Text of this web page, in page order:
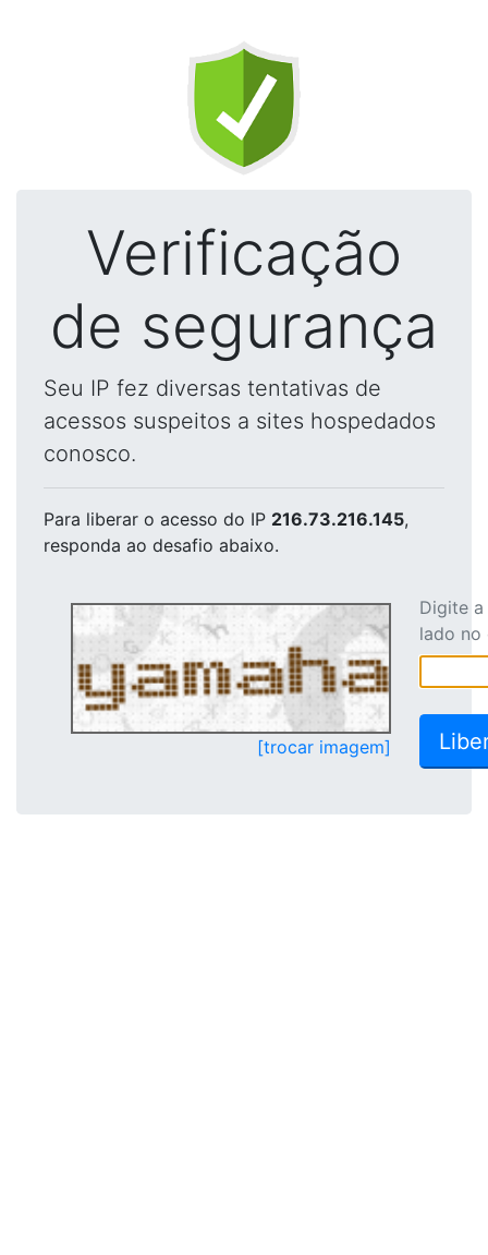
Verificação
de segurança
Seu IP fez diversas tentativas de
acessos suspeitos a sites hospedados
conosco.
Para liberar o acesso do IP 216.73.216.145,
responda ao desafio abaixo.
[trocar imagem]
Digite
lado no